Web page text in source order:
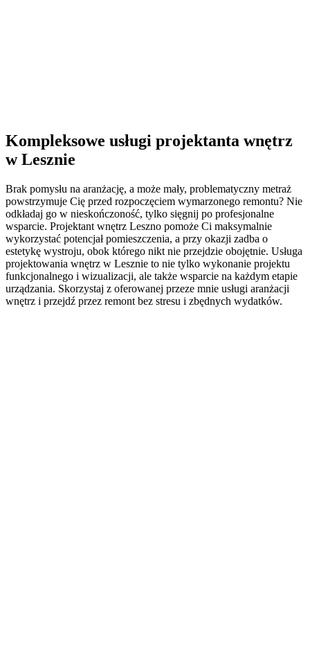
Kompleksowe usługi projektanta wnętrz
w Lesznie
Brak pomysłu na aranżację, a może mały, problematyczny metraż
powstrzymuje Cię przed rozpoczęciem wymarzonego remontu? Nie
odkładaj go w nieskończoność, tylko sięgnij po profesjonalne
wsparcie. Projektant wnętrz Leszno pomoże Ci maksymalnie
wykorzystać potencjał pomieszczenia, a przy okazji zadba o
estetykę wystroju, obok którego nikt nie przejdzie obojętnie. Usługa
projektowania wnętrz w Lesznie to nie tylko wykonanie projektu
funkcjonalnego i wizualizacji, ale także wsparcie na każdym etapie
urządzania. Skorzystaj z oferowanej przeze mnie usługi aranżacji
wnętrz i przejdź przez remont bez stresu i zbędnych wydatków.